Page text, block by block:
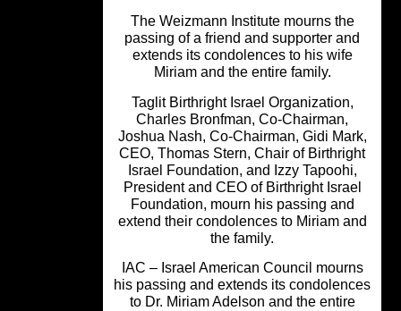
The Weizmann Institute mourns the
passing of a friend and supporter
extends its condolences to his wife
Miriam and the entire family.
Taglit Birthright Israel Organization,
Charles Bronfman, Co-Chairman,
Joshua Nash, Co-Chairman, Gidi
CEO, Thomas Stern, Chair of
Israel Foundation, and Izzy
President and CEO of Birthright
Foundation, mourn his passing and
extend their condolences to Miriam
the family.
IAC – Israel American Council
his passing and extends its
to Dr. Miriam Adelson and the entire